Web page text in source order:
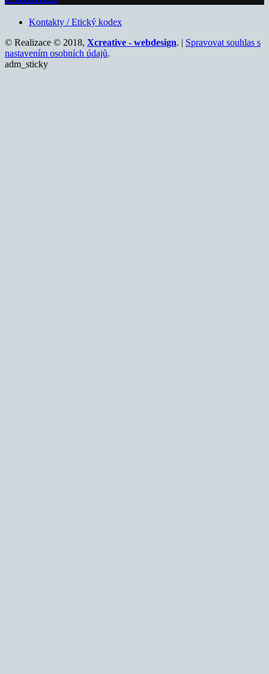
Kontakty / Etický kodex
© Realizace © 2018, Xcreative - webdesign. | Spravovat souhlas s
nastavením osobních údajů.
adm_sticky